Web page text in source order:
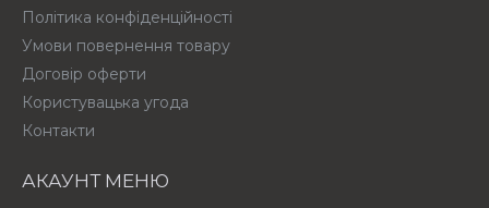
Політика конфіденційності
Умови повернення товару
Договір оферти
Користувацька угода
Контакти
АКАУНТ МЕНЮ